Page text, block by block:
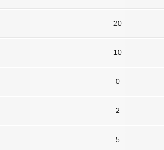
20
10
0
2
5